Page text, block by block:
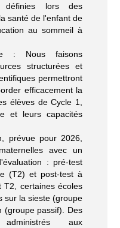
définies lors des
santé de l'enfant de
au sommeil à
: Nous faisons
structurées et
permettront
efficacement la
élèves de Cycle 1,
et leurs capacités
prévue pour 2026,
avec un
: pré-test
(T2) et post-test à
certaines écoles
sur la sieste (groupe
(groupe passif). Des
aux